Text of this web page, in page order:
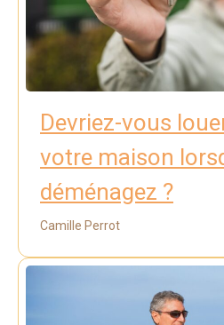
Devriez-vous
votre maison
déménagez ?
Camille Perrot